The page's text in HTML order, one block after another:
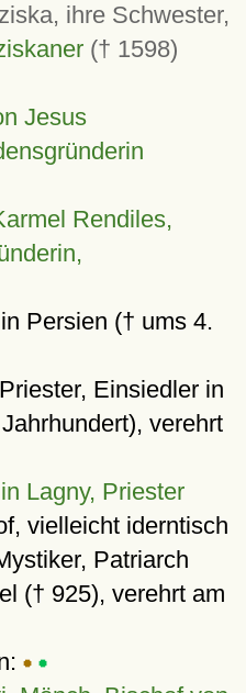
ihre Schwester,
(† 1598)
Jesus
Rendiles,
Persien († ums 4.
Einsiedler in
verehrt
Lagny, Priester
vielleicht iderntisch
Patriarch
(† 925), verehrt am